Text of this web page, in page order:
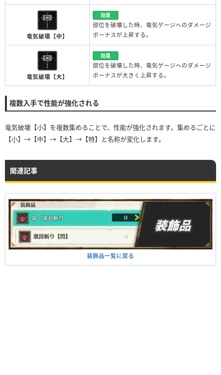
竜気破壊【中】
効果
部位を破壊した時、竜気ゲージへのダメージ
ボーナスが上昇する。
竜気破壊【大】
効果
部位を破壊した時、竜気ゲージへのダメージ
ボーナスが大きく上昇する。
複数入手で性能が強化される
竜気破壊【小】を複数集めることで、性能が強化されます。集めるごとに
【小】→【中】→【大】→【特】と名称が変化します。
関連記事
装飾品一覧に戻る